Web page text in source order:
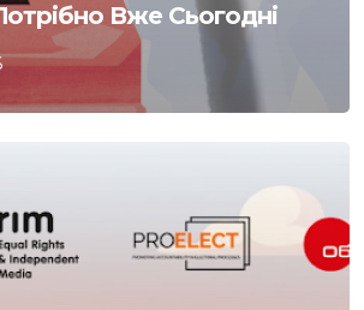
Вже Сьогодні